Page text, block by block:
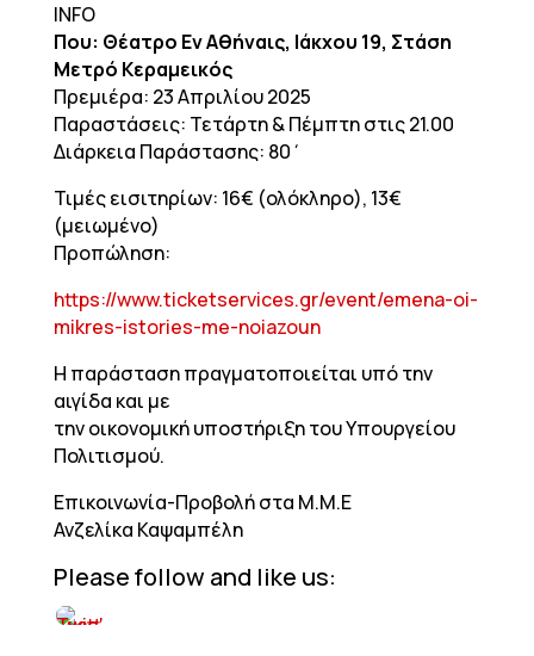
INFO
Που: Θέατρο Εν Αθήναις, Ιάκχου 19, Στάση
Μετρό Κεραμεικός
Πρεμιέρα: 23 Απριλίου 2025
Παραστάσεις: Τετάρτη & Πέμπτη στις 21.00
Διάρκεια Παράστασης: 80΄
Τιμές εισιτηρίων: 16€ (ολόκληρο), 13€
(μειωμένο)
Προπώληση:
https://www.ticketservices.gr/event/emena-oi-
mikres-istories-me-noiazoun
Η παράσταση πραγματοποιείται υπό την
αιγίδα και με
την οικονομική υποστήριξη του Υπουργείου
Πολιτισμού.
Επικοινωνία-Προβολή στα Μ.Μ.Ε
Ανζελίκα Καψαμπέλη
Please follow and like us: